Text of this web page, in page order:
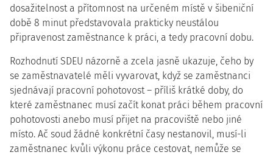
dosažitelnost a přítomnost na určeném místě v šibeniční
době 8 minut představovala prakticky neustálou
připravenost zaměstnance k práci, a tedy pracovní dobu.
Rozhodnutí SDEU názorně a zcela jasně ukazuje, čeho by
se zaměstnavatelé měli vyvarovat, když se zaměstnanci
sjednávají pracovní pohotovost – příliš krátké doby, do
které zaměstnanec musí začít konat práci během pracovní
pohotovosti anebo musí přijet na pracoviště nebo jiné
místo. Ač soud žádné konkrétní časy nestanovil, musí-li
zaměstnanec kvůli výkonu práce cestovat, nemůže se